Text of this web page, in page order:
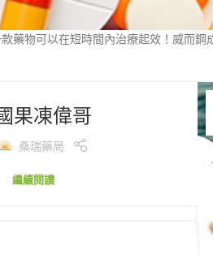
藥物可以在短時間內治療起效！威而
果凍偉哥
桑瑞藥局
繼續閱讀